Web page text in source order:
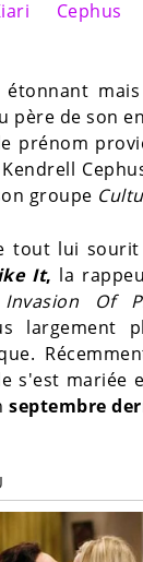
Cephus
père de son
prénom
groupe
tout lui sourit
It, la
Invasion Of
largement
s'est mariée
septembre